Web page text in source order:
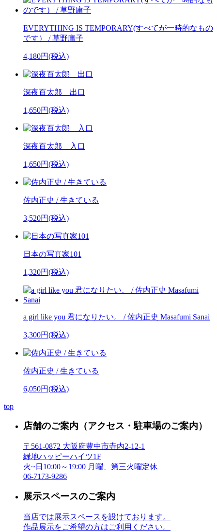
EVERYTHING IS TEMPORARY(すべてが一時的なもの
です） / 草野庸子
4,180円(税込)
深夜百太郎 出口
1,650円(税込)
深夜百太郎 入口
1,650円(税込)
佐内正史 / 生きている
3,520円(税込)
日本の写真家101
1,320円(税込)
a girl like you 君になりたい。 / 佐内正史 Masafumi Sanai
3,300円(税込)
佐内正史 / 生きている
6,050円(税込)
top
店舗のご案内 （アクセス・駐車場のご案内）
〒561-0872 大阪府豊中市寺内2-12-1
緑地ハッピーハイツ1F
火~日10:00～19:00 月曜、第三火曜定休
06-7173-9286
展示スペースのご案内
当店では展示スペースを設けております。
作品展示をご希望の方はご利用ください。